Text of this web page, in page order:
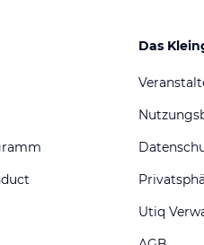
Das
Utiq